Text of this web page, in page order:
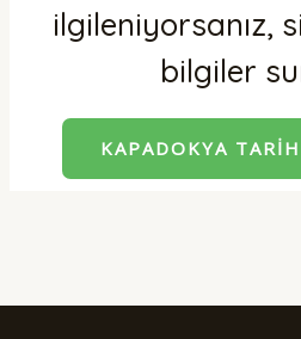
ilgileniyorsanız,
bilgiler
KAPADOKYA